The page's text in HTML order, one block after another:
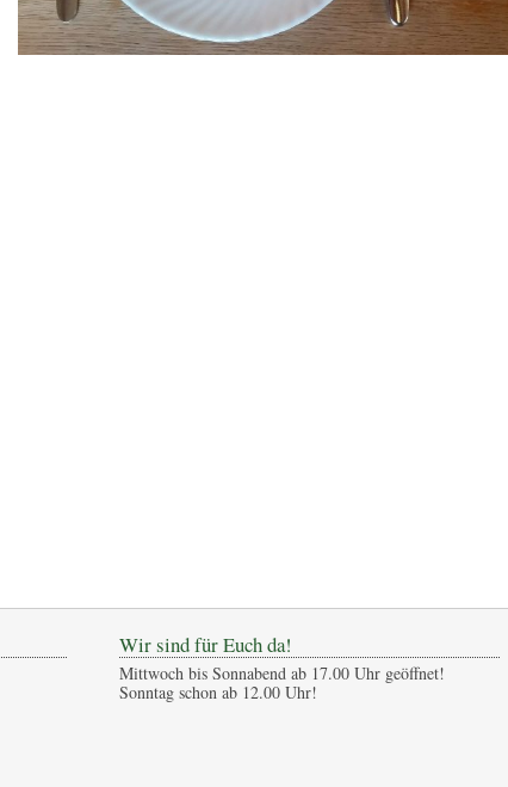
Wir sind für Euch da!
Mittwoch bis Sonnabend ab 17.00 Uhr geöffnet!
Sonntag schon ab 12.00 Uhr!